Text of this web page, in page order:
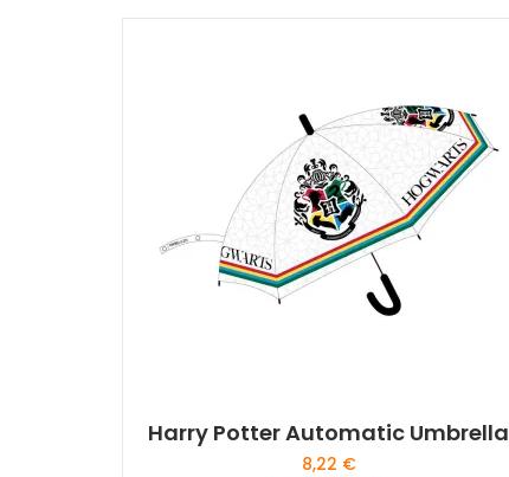
Harry Potter Automatic Umbrella
8,22 €